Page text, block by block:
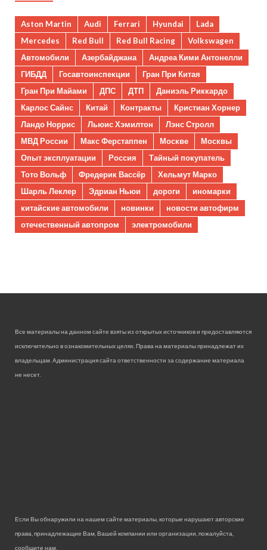
Aston Martin Audi Ferrari Hyundai
Lada
Mercedes
Red Bull Red Bull Racing
Volkswagen
Автомобили
Азербайджана
Андреа Кими Антонелли
ГИБДД
Госавтоинспекции
Гран При Китая
Гран При Майами
ДПС ДТП
Даниэль Риккардо
Карлос Сайнс
Китай Контракты
Кристиан Хорнер
Ландо Норрис
Льюис Хэмилтон
Лэнс Стролл
МВД России
Макс Ферстаппен Москве
Москвы
Опыт эксплуатации
Россия
Тайный покупатель
Тото Вольф
Фредерик Вассёр
Хельмут Марко
Шарль Леклер
Эдриан Ньюи дороги
иномарки
китайские автомобили
новинки
новости автофирм
отечественный автопром
электромобили
Все материалы на данном сайте взяты из открытых источников и предоставляются
исключительно в ознакомительных целях. Права на материалы принадлежат их
владельцам. Администрация сайта ответственности за содержание материала
не несет.
Если Вы обнаружили на нашем сайте материалы, которые нарушают авторские
права, принадлежащие Вам, Вашей компании или организации, пожалуйста,
сообщите нам.